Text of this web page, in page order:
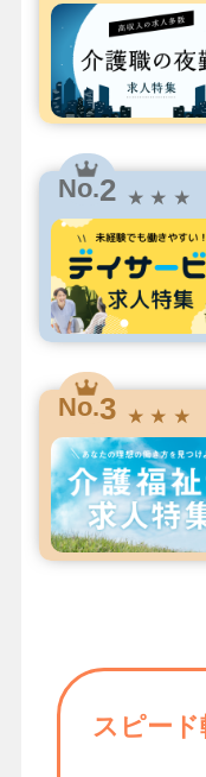
No.2 ★ ★ ★
No.3 ★ ★ ★
スピード